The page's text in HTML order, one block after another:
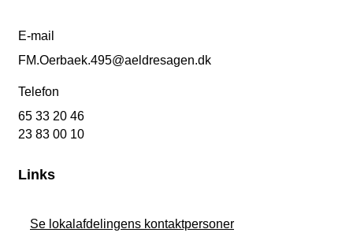
E-mail
FM.Oerbaek.495@aeldresagen.dk
Telefon
65 33 20 46
23 83 00 10
Links
Se lokalafdelingens kontaktpersoner